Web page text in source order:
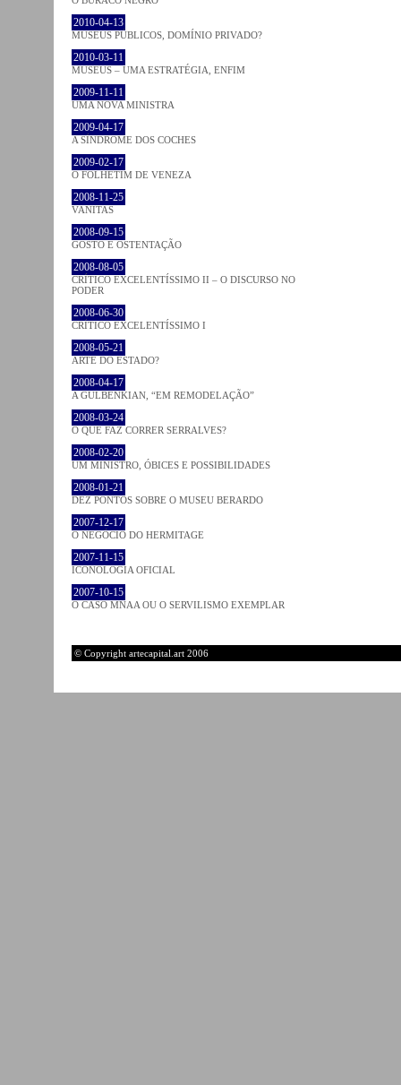
2010-04-13
MUSEUS PÚBLICOS, DOMÍNIO PRIVADO?
2010-03-11
MUSEUS – UMA ESTRATÉGIA, ENFIM
2009-11-11
UMA NOVA MINISTRA
2009-04-17
A SÍNDROME DOS COCHES
2009-02-17
O FOLHETIM DE VENEZA
2008-11-25
VANITAS
2008-09-15
GOSTO E OSTENTAÇÃO
2008-08-05
CRÍTICO EXCELENTÍSSIMO II – O DISCURSO NO
PODER
2008-06-30
CRÍTICO EXCELENTÍSSIMO I
2008-05-21
ARTE DO ESTADO?
2008-04-17
A GULBENKIAN, “EM REMODELAÇÃO”
2008-03-24
O QUE FAZ CORRER SERRALVES?
2008-02-20
UM MINISTRO, ÓBICES E POSSIBILIDADES
2008-01-21
DEZ PONTOS SOBRE O MUSEU BERARDO
2007-12-17
O NEGÓCIO DO HERMITAGE
2007-11-15
ICONOLOGIA OFICIAL
2007-10-15
O CASO MNAA OU O SERVILISMO EXEMPLAR
© Copyright artecapital.art 2006